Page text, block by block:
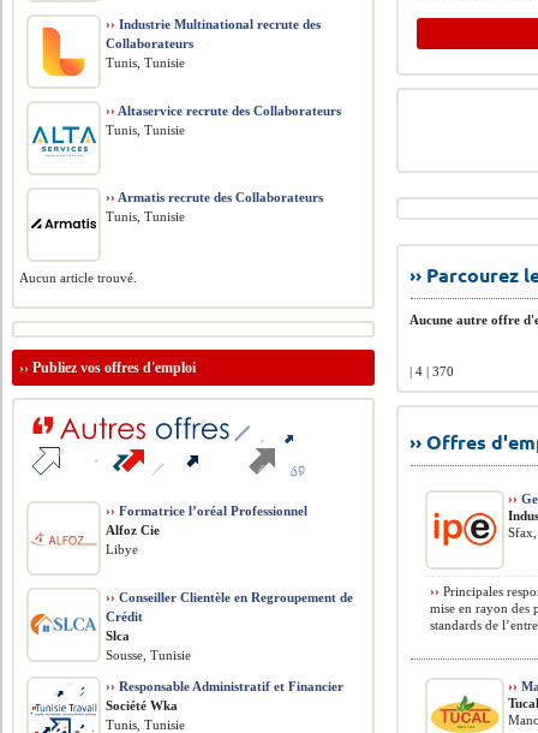
››
Aucune autre offre
| 4 | 370
›› Offres
››
›› Principales
mise en rayon des
standards de
››
›› Industrie Multinational recrute des
Collaborateurs
Tunis, Tunisie
›› Altaservice recrute des Collaborateurs
Tunis, Tunisie
›› Armatis recrute des Collaborateurs
Tunis, Tunisie
Aucun article trouvé.
››Publiez vos offres d'emploi
›› Formatrice l’oréal Professionnel
Alfoz Cie
Libye
›› Conseiller Clientèle en Regroupement de
Crédit
Slca
Sousse, Tunisie
›› Responsable Administratif et Financier
Société Wka
Tunis, Tunisie